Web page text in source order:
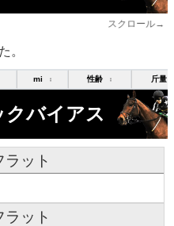
スクロール→
。
mi ↕ 性齢 ↕ 斤量
バイアス
ラット
ラット